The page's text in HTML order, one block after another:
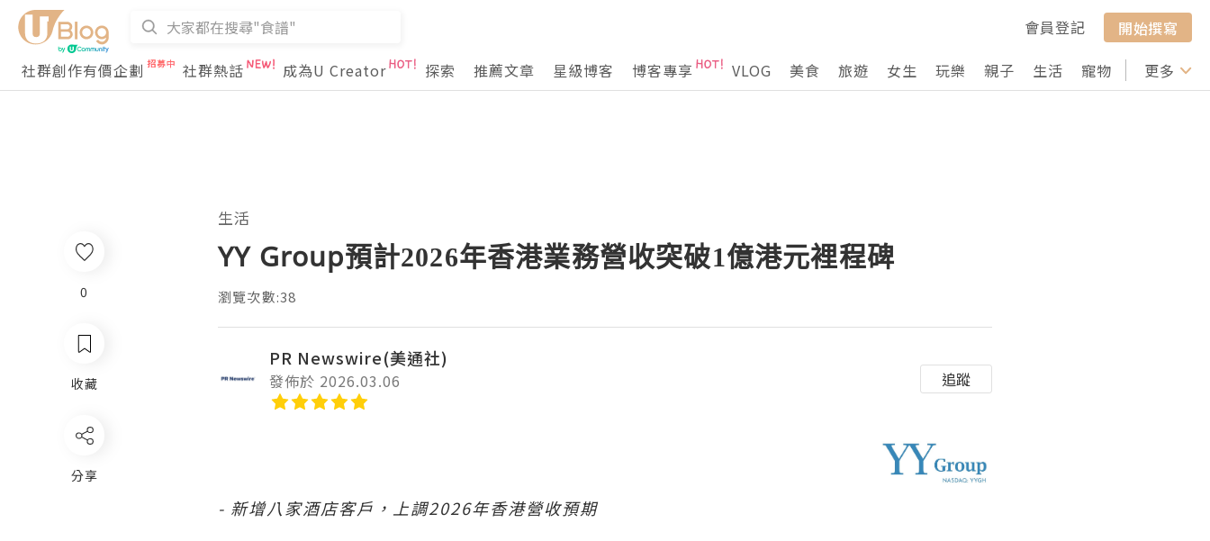
會員登記
開始撰寫
社群創作有價企劃
社群熱話 成為U Creator 探索 推薦文章 星級博客 博客專享 VLOG 美食 旅遊 女生 玩樂 親子 生活 寵物 行山 打卡
更多
生活
YY Group預計2026年香港業務營收突破1億港元裡程碑
瀏覽次數:38
PR Newswire(美通社)
發佈於 2026.03.06 追蹤
- 新增八家酒店客戶，上調2026年香港營收預期
0
收藏
分享